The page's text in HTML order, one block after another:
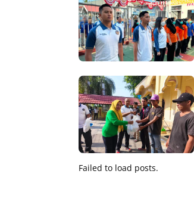
Failed to load posts.